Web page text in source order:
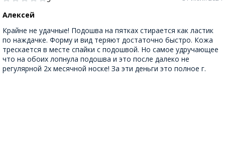
Алексей
Крайне не удачные! Подошва на пятках стирается как ластик
по наждачке. Форму и вид теряют достаточно быстро. Кожа
трескается в месте спайки с подошвой. Но самое удручающее
что на обоих лопнула подошва и это после далеко не
регулярной 2х месячной носке! За эти деньги это полное г.